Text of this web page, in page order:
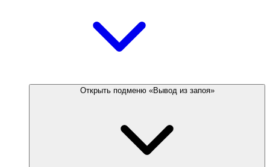
Открыть подменю «Вывод из запоя»